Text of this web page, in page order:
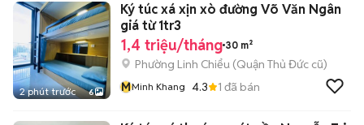
2 phút trước 6
Ký túc xá xịn xò đường Võ Văn Ngân
giá từ 1tr3
1,4 triệu/tháng 30 m²
Phường Linh Chiểu (Quận Thủ Đức cũ)
MMinh Khang 4.3 1 đã bán